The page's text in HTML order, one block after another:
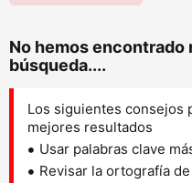
No hemos encontrado
búsqueda....
Los siguientes consejos
mejores resultados
Usar palabras clave
Revisar la ortografía